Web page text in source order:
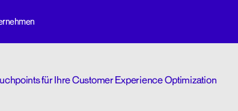
für Ihre Customer Experience Optimization